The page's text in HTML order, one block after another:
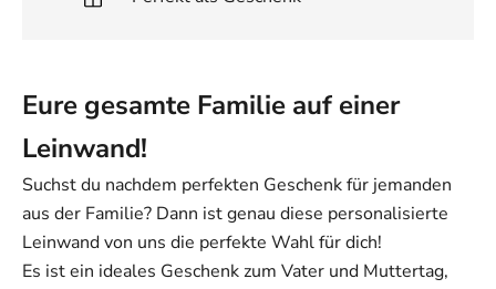
Eure gesamte Familie auf einer
Leinwand!
Suchst du nachdem perfekten Geschenk für jemanden
aus der Familie? Dann ist genau diese personalisierte
Leinwand von uns die perfekte Wahl für dich!
Es ist ein ideales Geschenk zum Vater und Muttertag,